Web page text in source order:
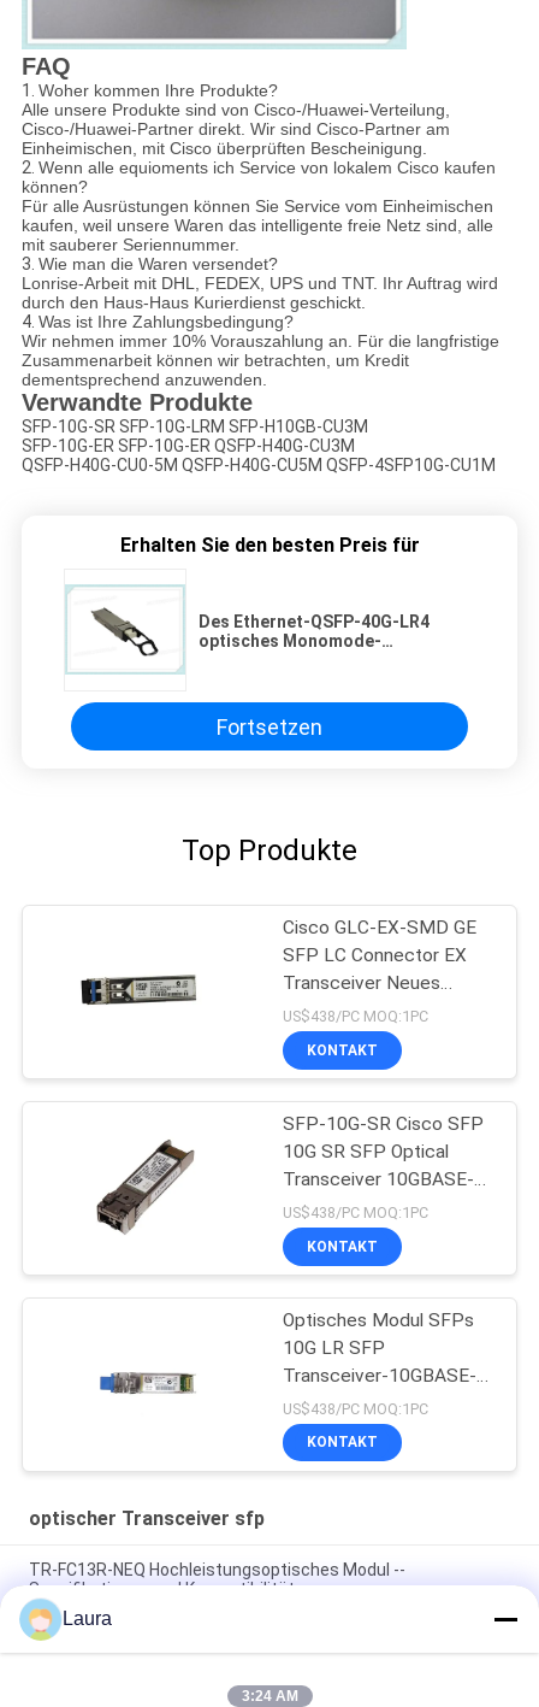
FAQ
1. Woher kommen Ihre Produkte?
Alle unsere Produkte sind von Cisco-/Huawei-Verteilung,
Cisco-/Huawei-Partner direkt. Wir sind Cisco-Partner am
Einheimischen, mit Cisco überprüften Bescheinigung.
2. Wenn alle equioments ich Service von lokalem Cisco kaufen
können?
Für alle Ausrüstungen können Sie Service vom Einheimischen
kaufen, weil unsere Waren das intelligente freie Netz sind, alle
mit sauberer Seriennummer.
3. Wie man die Waren versendet?
Lonrise-Arbeit mit DHL, FEDEX, UPS und TNT. Ihr Auftrag wird
durch den Haus-Haus Kurierdienst geschickt.
4. Was ist Ihre Zahlungsbedingung?
Wir nehmen immer 10% Vorauszahlung an. Für die langfristige
Zusammenarbeit können wir betrachten, um Kredit
dementsprechend anzuwenden.
Verwandte Produkte
SFP-10G-SR SFP-10G-LRM SFP-H10GB-CU3M
SFP-10G-ER SFP-10G-ER QSFP-H40G-CU3M
QSFP-H40G-CU0-5M QSFP-H40G-CU5M QSFP-4SFP10G-CU1M
Erhalten Sie den besten Preis für
Des Ethernet-QSFP-40G-LR4
optisches Monomode-
Fortsetzen
Top Produkte
Cisco GLC-EX-SMD GE
SFP LC Connector EX
Transceiver Neues
Original
US$438/PC MOQ:1PC
KONTAKT
SFP-10G-SR Cisco SFP
10G SR SFP Optical
Transceiver 10GBASE-
SR SFP-Modul
US$438/PC MOQ:1PC
KONTAKT
Optisches Modul SFPs
10G LR SFP
Transceiver-10GBASE-
LR SFP
US$438/PC MOQ:1PC
KONTAKT
optischer Transceiver sfp
TR-FC13R-NEQ Hochleistungsoptisches Modul --
Spezifikationen und Kompatibilität
TS-QD-CO4H-ZRPC/400G QSFP-DD OPEN ZR+ Kohärentes
Modul High-Speed DCI Metro Optical Transceiver
Laura
3:24 AM